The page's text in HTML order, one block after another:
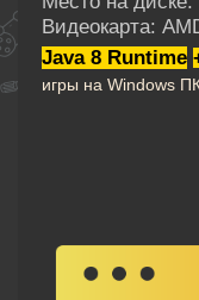
Видеокарта:
Java 8 Runtime
игры на Windows